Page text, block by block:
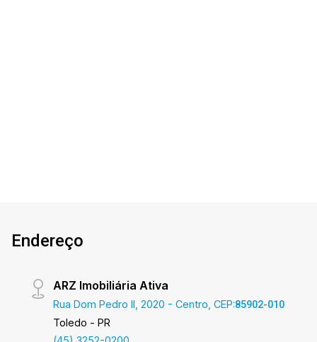
Endereço
ARZ Imobiliária Ativa
Rua Dom Pedro II, 2020 - Centro, CEP:85902-010
Toledo - PR